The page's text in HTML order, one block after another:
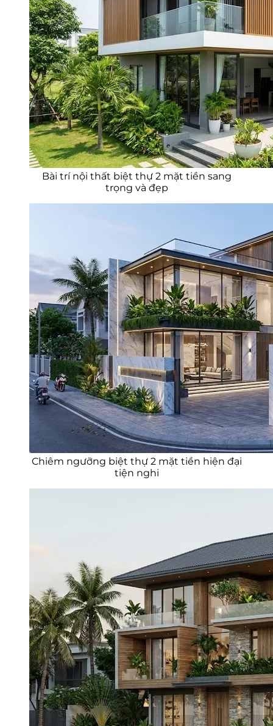
Bài trí nội thất biệt thự 2 mặt tiền sang
trọng và đẹp
Chiêm ngưỡng biệt thự 2 mặt tiền hiện đại
tiện nghi